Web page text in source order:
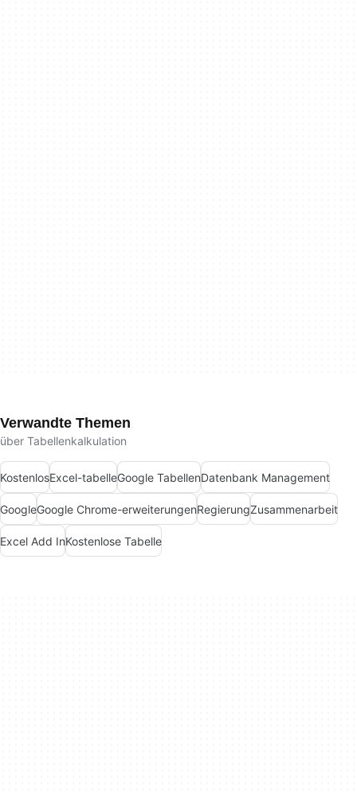
Verwandte Themen
über Tabellenkalkulation
KostenlosExcel-tabelleGoogle TabellenDatenbank Management
GoogleGoogle Chrome-erweiterungenRegierungZusammenarbeit
Excel Add InKostenlose Tabelle